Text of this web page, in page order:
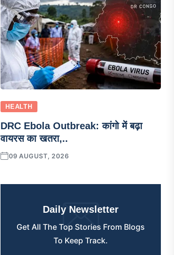
HEALTH
DRC Ebola Outbreak: कांगो में बढ़ा
वायरस का खतरा,..
09 AUGUST, 2026
Daily Newsletter
Get All The Top Stories From Blogs
To Keep Track.